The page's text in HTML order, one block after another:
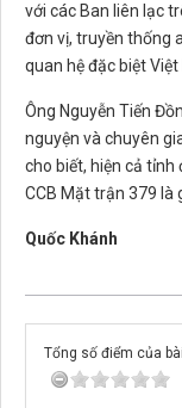
với các Ban liên lạc
đơn vị, truyền thống
quan hệ đặc biệt Việt
Ông Nguyễn Tiến
nguyện và chuyên
cho biết, hiện cả tỉnh
CCB Mặt trận 379 là
Quốc Khánh
Tổng số điểm của